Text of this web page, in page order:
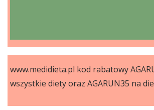
www.medidieta.pl kod rabatowy
wszystkie diety oraz AGARUN35 na